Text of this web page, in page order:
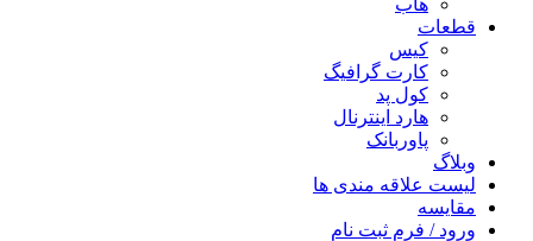
قطعات
کیس
کارت گرافیگ
کول پد
هارد اینترنال
پاوربانک
وبلاگ
لیست علاقه مندی ها
مقایسه
ورود / فرم ثبت نام